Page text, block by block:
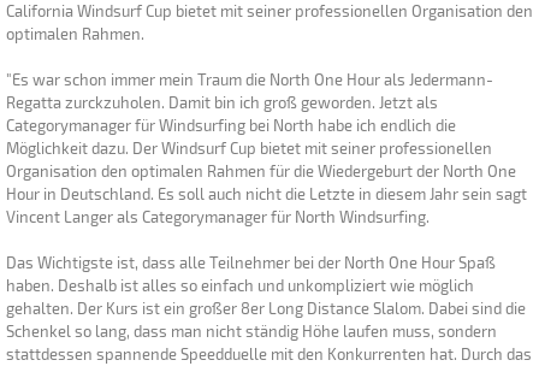
California Windsurf Cup bietet mit seiner professionellen Organisation den
optimalen Rahmen.
"Es war schon immer mein Traum die North One Hour als Jedermann-
Regatta zurckzuholen. Damit bin ich groß geworden. Jetzt als
Categorymanager für Windsurfing bei North habe ich endlich die
Möglichkeit dazu. Der Windsurf Cup bietet mit seiner professionellen
Organisation den optimalen Rahmen für die Wiedergeburt der North One
Hour in Deutschland. Es soll auch nicht die Letzte in diesem Jahr sein sagt
Vincent Langer als Categorymanager für North Windsurfing.
Das Wichtigste ist, dass alle Teilnehmer bei der North One Hour Spaß
haben. Deshalb ist alles so einfach und unkompliziert wie möglich
gehalten. Der Kurs ist ein großer 8er Long Distance Slalom. Dabei sind die
Schenkel so lang, dass man nicht ständig Höhe laufen muss, sondern
stattdessen spannende Speedduelle mit den Konkurrenten hat. Durch das